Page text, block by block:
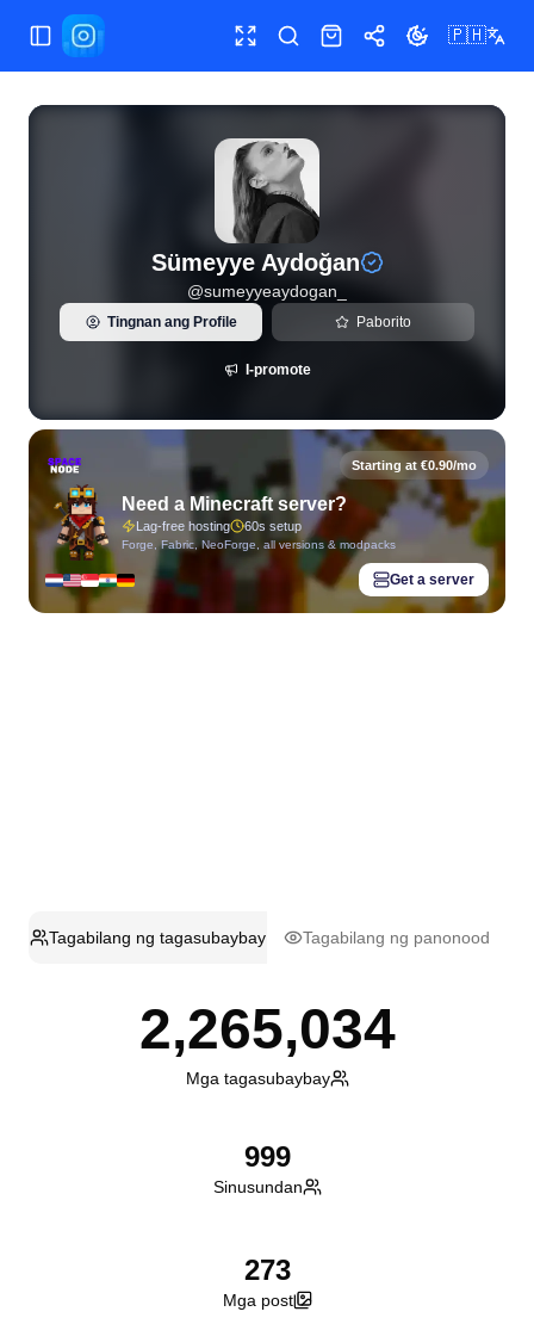
Buksan/isara ang menu Buong screen
Maghanap
ShopIbahagiPalitan ang
🇵🇭
Live na estadistika ng Instagram at pagsusuri ng
Sümeyye Aydoğan
@sumeyyeaydogan_
Tingnan ang Profile Paborito
I-promote
Starting at €0.90/mo
Need a Minecraft server?
Lag-free hosting 60s setup
Forge, Fabric, NeoForge, all versions & modpacks
Get a server
Tagabilang ng tagasubaybay Tagabilang ng panonood
2,265,034
Mga tagasubaybay
999
Sinusundan
273
Mga post